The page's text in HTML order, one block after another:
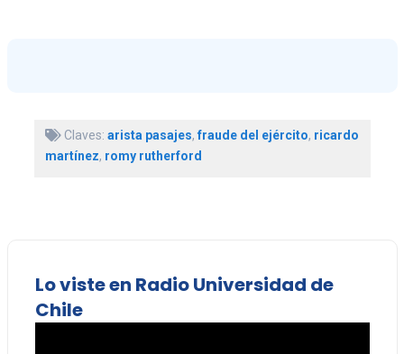
Claves: arista pasajes,fraude del ejército, ricardo
martínez, romy rutherford
Lo viste en Radio Universidad de
Chile